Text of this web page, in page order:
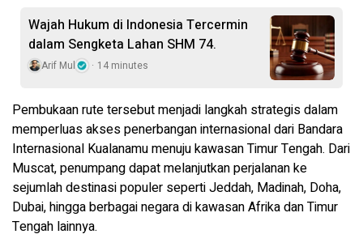
Wajah Hukum di Indonesia Tercermin
dalam Sengketa Lahan SHM 74.
Arif Mul 14 minutes
Pembukaan rute tersebut menjadi langkah strategis dalam
memperluas akses penerbangan internasional dari Bandara
Internasional Kualanamu menuju kawasan Timur Tengah. Dari
Muscat, penumpang dapat melanjutkan perjalanan ke
sejumlah destinasi populer seperti Jeddah, Madinah, Doha,
Dubai, hingga berbagai negara di kawasan Afrika dan Timur
Tengah lainnya.